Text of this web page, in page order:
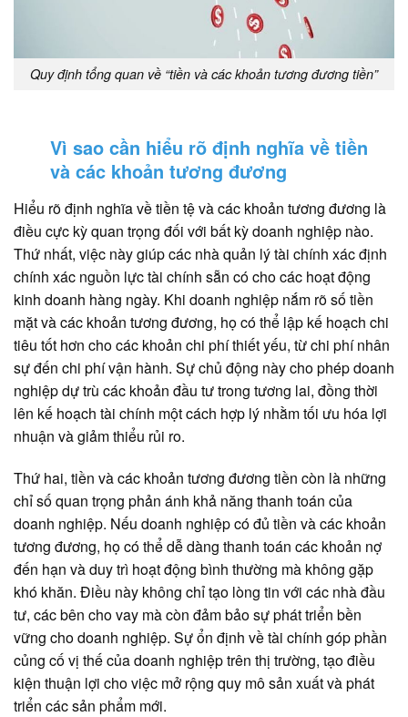
Quy định tổng quan về “tiền và các khoản tương đương tiền”
Vì sao cần hiểu rõ định nghĩa về tiền
và các khoản tương đương
Hiểu rõ định nghĩa về tiền tệ và các khoản tương đương là
điều cực kỳ quan trọng đối với bất kỳ doanh nghiệp nào.
Thứ nhất, việc này giúp các nhà quản lý tài chính xác định
chính xác nguồn lực tài chính sẵn có cho các hoạt động
kinh doanh hàng ngày. Khi doanh nghiệp nắm rõ số tiền
mặt và các khoản tương đương, họ có thể lập kế hoạch chi
tiêu tốt hơn cho các khoản chi phí thiết yếu, từ chi phí nhân
sự đến chi phí vận hành. Sự chủ động này cho phép doanh
nghiệp dự trù các khoản đầu tư trong tương lai, đồng thời
lên kế hoạch tài chính một cách hợp lý nhằm tối ưu hóa lợi
nhuận và giảm thiểu rủi ro.
Thứ hai, tiền và các khoản tương đương tiền còn là những
chỉ số quan trọng phản ánh khả năng thanh toán của
doanh nghiệp. Nếu doanh nghiệp có đủ tiền và các khoản
tương đương, họ có thể dễ dàng thanh toán các khoản nợ
đến hạn và duy trì hoạt động bình thường mà không gặp
khó khăn. Điều này không chỉ tạo lòng tin với các nhà đầu
tư, các bên cho vay mà còn đảm bảo sự phát triển bền
vững cho doanh nghiệp. Sự ổn định về tài chính góp phần
củng cố vị thế của doanh nghiệp trên thị trường, tạo điều
kiện thuận lợi cho việc mở rộng quy mô sản xuất và phát
triển các sản phẩm mới.